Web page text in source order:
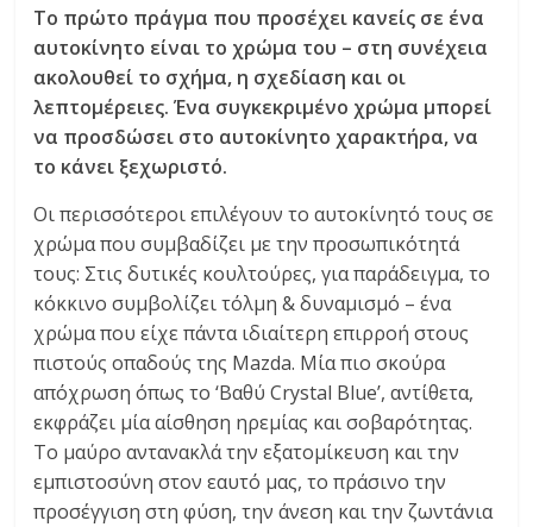
Το πρώτο πράγμα που προσέχει κανείς σε ένα
αυτοκίνητο είναι το χρώμα του – στη συνέχεια
ακολουθεί το σχήμα, η σχεδίαση και οι
λεπτομέρειες. Ένα συγκεκριμένο χρώμα μπορεί
να προσδώσει στο αυτοκίνητο χαρακτήρα, να
το κάνει ξεχωριστό.
Οι περισσότεροι επιλέγουν το αυτοκίνητό τους σε
χρώμα που συμβαδίζει με την προσωπικότητά
τους: Στις δυτικές κουλτούρες, για παράδειγμα, το
κόκκινο συμβολίζει τόλμη & δυναμισμό – ένα
χρώμα που είχε πάντα ιδιαίτερη επιρροή στους
πιστούς οπαδούς της Mazda. Μία πιο σκούρα
απόχρωση όπως το ‘Βαθύ Crystal Blue’, αντίθετα,
εκφράζει μία αίσθηση ηρεμίας και σοβαρότητας.
Το μαύρο αντανακλά την εξατομίκευση και την
εμπιστοσύνη στον εαυτό μας, το πράσινο την
προσέγγιση στη φύση, την άνεση και την ζωντάνια